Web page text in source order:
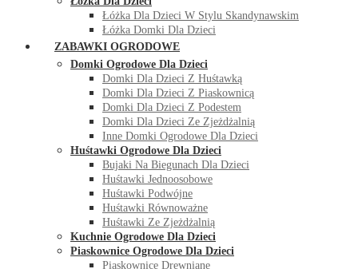
Łóżka Dla Dzieci W Stylu Skandynawskim
Łóżka Domki Dla Dzieci
ZABAWKI OGRODOWE
Domki Ogrodowe Dla Dzieci
Domki Dla Dzieci Z Huśtawką
Domki Dla Dzieci Z Piaskownicą
Domki Dla Dzieci Z Podestem
Domki Dla Dzieci Ze Zjeżdżalnią
Inne Domki Ogrodowe Dla Dzieci
Huśtawki Ogrodowe Dla Dzieci
Bujaki Na Biegunach Dla Dzieci
Huśtawki Jednoosobowe
Huśtawki Podwójne
Huśtawki Równoważne
Huśtawki Ze Zjeżdżalnią
Kuchnie Ogrodowe Dla Dzieci
Piaskownice Ogrodowe Dla Dzieci
Piaskownice Drewniane